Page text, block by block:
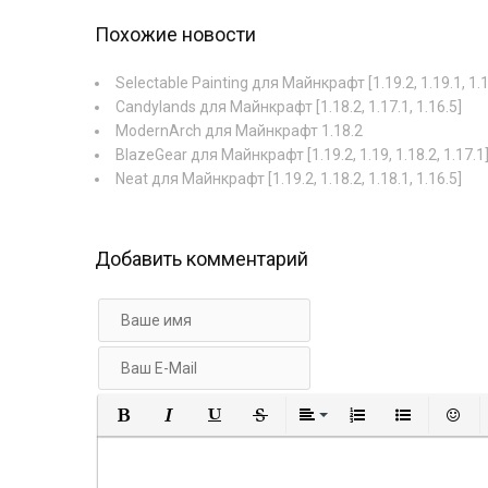
Похожие новости
Selectable Painting для Майнкрафт [1.19.2, 1.19.1,
Candylands для Майнкрафт [1.18.2, 1.17.1, 1.16.5]
ModernArch для Майнкрафт 1.18.2
BlazeGear для Майнкрафт [1.19.2, 1.19, 1.18.2, 1.17.1]
Neat для Майнкрафт [1.19.2, 1.18.2, 1.18.1, 1.16.5]
Добавить комментарий
Полужирный
КурсивПодчеркнутый
ЗачеркнутыйВыравнивание